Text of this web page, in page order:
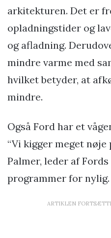
arkitekturen. Det er
opladningstider og
og afladning.
mindre varme med
hvilket betyder, at
mindre.
Også Ford har et
“Vi kigger meget nøje
Palmer, leder af
programmer for nylig.
ARTIKLEN